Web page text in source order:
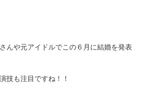
んや元アイドルでこの６月に結婚を発表
技も注目ですね！！